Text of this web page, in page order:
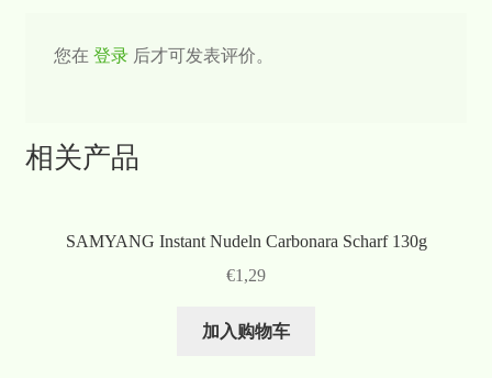
您在 登录后才可发表评价。
相关产品
SAMYANG Instant Nudeln Carbonara Scharf 130g
€1,29
加入购物车